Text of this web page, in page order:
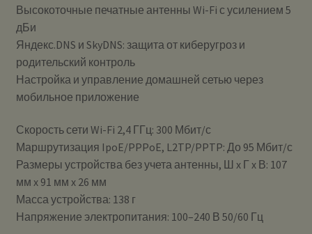
Высокоточные печатные антенны Wi-Fi с усилением 5
дБи
Яндекс.DNS и SkyDNS: защита от киберугроз и
родительский контроль
Настройка и управление домашней сетью через
мобильное приложение
Скорость сети Wi-Fi 2,4 ГГц: 300 Мбит/с
Маршрутизация IpoE/PPPoE, L2TP/PPTP: До 95 Мбит/с
Размеры устройства без учета антенны, Ш x Г x В: 107
мм x 91 мм x 26 мм
Масса устройства: 138 г
Напряжение электропитания: 100–240 В 50/60 Гц